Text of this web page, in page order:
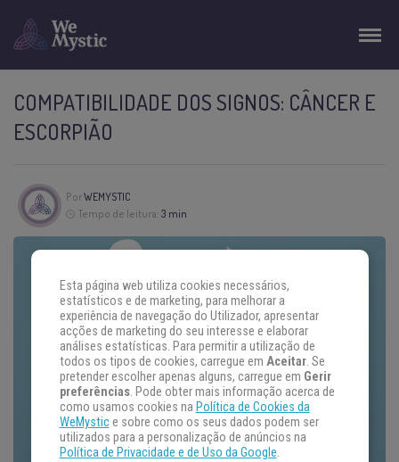
COMPATIBILIDADE DOS SIGNOS: CÂNCER E
ESCORPIÃO
PorWEMYSTIC
Tempo de leitura: 3 min
Esta página web utiliza cookies necessários,
estatísticos e de marketing, para melhorar a
experiência de navegação do Utilizador, apresentar
acções de marketing do seu interesse e elaborar
análises estatísticas. Para permitir a utilização de
todos os tipos de cookies, carregue em Aceitar. Se
pretender escolher apenas alguns, carregue em Gerir
preferências. Pode obter mais informação acerca de
como usamos cookies na Política de Cookies da
WeMystice sobre como os seus dados podem ser
utilizados para a personalização de anúncios na
Política de Privacidade e de Uso da Google.